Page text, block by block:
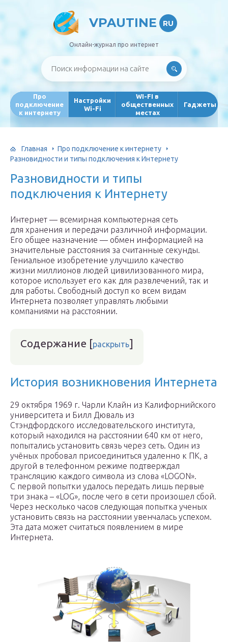
VPAUTINE RU
Онлайн-журнал про интернет
Про
подключение
к интернету
Настройки
Wi-Fi
WI-FI в
общественных
местах
Гаджеты
Главная
Про подключение к интернету
Разновидности и типы подключения к Интернету
Разновидности и типы
подключения к Интернету
Интернет — всемирная компьютерная сеть
для хранения и передачи различной информации.
Его общее назначение — обмен информацией на
значительные расстояния за считанные секунды.
Гениальное изобретение улучшило качество
жизни миллионов людей цивилизованного мира,
которое использует его как для развлечений, так и
для работы. Свободный доступ ко всем видам
Интернета позволяет управлять любыми
компаниями на расстоянии.
Содержание [раскрыть]
История возникновения Интернета
29 октября 1969 г. Чарли Клайн из Калифорнийского
университета и Билл Дюваль из
Стэндфордского исследовательского института,
который находился на расстоянии 640 км от него,
попытались установить связь через сеть. Один из
учёных пробовал присоединиться удаленно к ПК, а
другой в телефонном режиме подтверждал
трансляцию каждого символа из слова «LOGON».
С первой попытки удалось передать лишь первые
три знака – «LOG», после чего в сети произошел сбой.
Через несколько часов следующая попытка ученых
установить связь на расстоянии увенчалась успехом.
Эта дата может считаться появлением в мире
Интернета.